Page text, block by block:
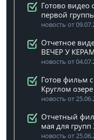
Готово видео
первой
новость от
Отчетное
ВЕЧЕР У
новость от
Готов фильм
Круглом озере
новость от
Отчетный
мая для
новость от